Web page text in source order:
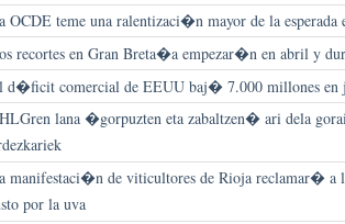
OCDE teme una ralentizaci�n mayor de la esperada
recortes en Gran Breta�a empezar�n en abril y
d�ficit comercial de EEUU baj� 7.000 millones en
lana �gorpuzten eta zabaltzen� ari dela
manifestaci�n de viticultores de Rioja reclamar� a
por la uva